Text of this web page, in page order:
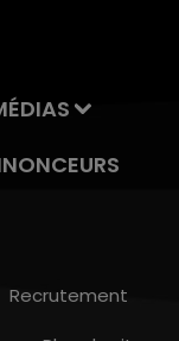
Recrutement